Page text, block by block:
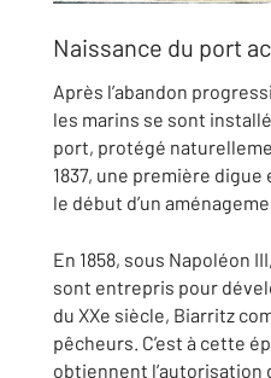
Naissance du port
Après l’abandon
les marins se sont
port, protégé
1837, une première
le début d’un
En 1858, sous Napoléon
sont entrepris pour
du XXe siècle, Biarritz
pêcheurs. C’est à cette
obtiennent l’autorisation